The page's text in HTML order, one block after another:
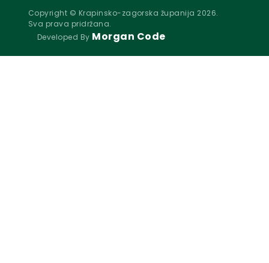
Copyright © Krapinsko-zagorska županija 2026.
Sva prava pridržana.
Developed By Morgan Code